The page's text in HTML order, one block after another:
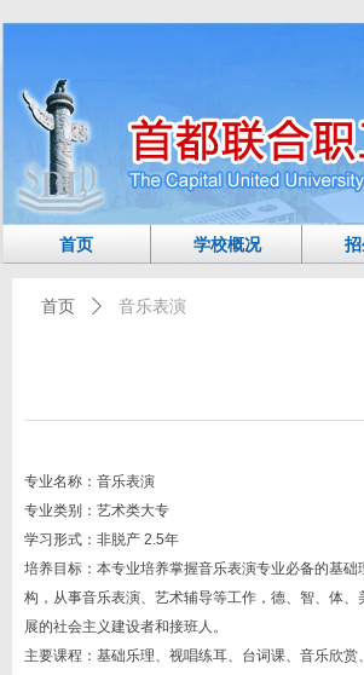
首页 学校概况
首页 ꄲ 音乐表演
专业名称：音乐表演
专业类别：艺术类大专
学习形式：非脱产 2.5年
培养目标：本专业培养掌握音乐表演专业必备的基
构，从事音乐表演、艺术辅导等工作，德、智、体
展的社会主义建设者和接班人。
主要课程：基础乐理、视唱练耳、台词课、音乐欣